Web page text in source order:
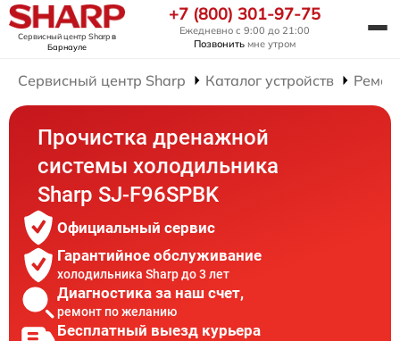
Сервисный центр Sharpв
Барнауле
+7 (800) 301-97-75
Ежедневно с 9:00 до 21:00
Позвонить мне утром
Сервисный центр Sharp Каталог устройств
Прочистка дренажной
системы холодильника
Sharp SJ-F96SPBK
Официальный сервис
Гарантийное обслуживание
холодильника Sharp до 3 лет
Диагностика за наш счет,
ремонт по желанию
Бесплатный выезд курьера